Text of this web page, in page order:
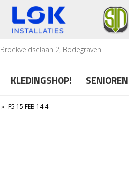
Broekveldselaan 2, Bodegraven
KLEDINGSHOP! SENIOREN
» F5 15 FEB 14 4